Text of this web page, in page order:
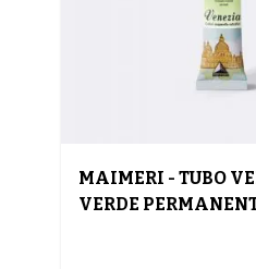
MAIMERI - TUBO
VERDE